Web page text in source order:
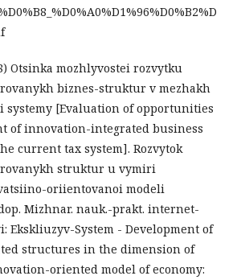
Otsinka mozhlyvostei rozvytku
biznes-struktur v mezhakh
systemy [Evaluation of opportunities
of innovation-integrated business
current tax system]. Rozvytok
struktur u vymiri
oriientovanoi modeli
Mizhnar. nauk.-prakt. internet-
Ekskliuzyv-System - Development of
structures in the dimension of
oriented model of economy: